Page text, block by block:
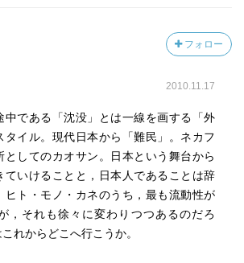
フォロー
2010.11.17
中である「沈没」とは一線を画する「外
タイル。現代日本から「難民」。ネカフ
としてのカオサン。日本という舞台から
ていけることと，日本人であることは辞
ヒト・モノ・カネのうち，最も流動性が
，それも徐々に変わりつつあるのだろ
れからどこへ行こうか。